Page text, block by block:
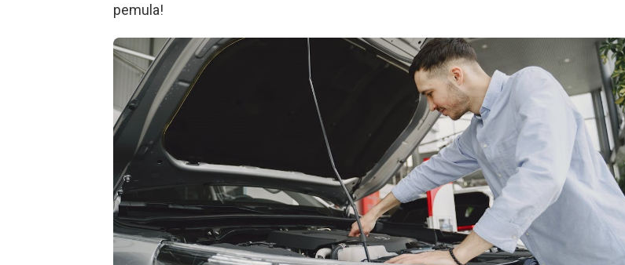
pemula!